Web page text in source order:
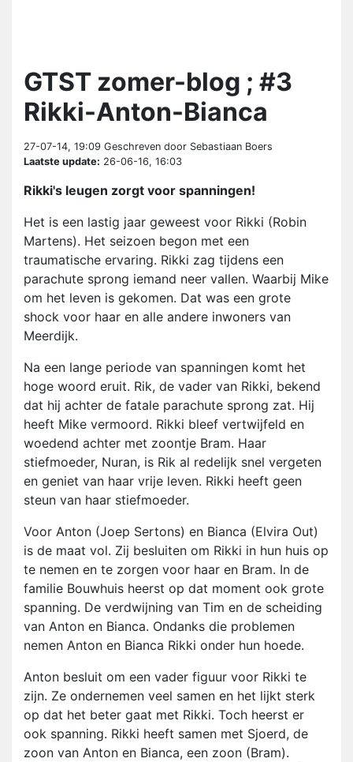
GTST zomer-blog ; #3
Rikki-Anton-Bianca
27-07-14, 19:09 Geschreven door Sebastiaan Boers
Laatste update: 26-06-16, 16:03
Rikki's leugen zorgt voor spanningen!
Het is een lastig jaar geweest voor Rikki (Robin
Martens). Het seizoen begon met een
traumatische ervaring. Rikki zag tijdens een
parachute sprong iemand neer vallen. Waarbij Mike
om het leven is gekomen. Dat was een grote
shock voor haar en alle andere inwoners van
Meerdijk.
Na een lange periode van spanningen komt het
hoge woord eruit. Rik, de vader van Rikki, bekend
dat hij achter de fatale parachute sprong zat. Hij
heeft Mike vermoord. Rikki bleef vertwijfeld en
woedend achter met zoontje Bram. Haar
stiefmoeder, Nuran, is Rik al redelijk snel vergeten
en geniet van haar vrije leven. Rikki heeft geen
steun van haar stiefmoeder.
Voor Anton (Joep Sertons) en Bianca (Elvira Out)
is de maat vol. Zij besluiten om Rikki in hun huis op
te nemen en te zorgen voor haar en Bram. In de
familie Bouwhuis heerst op dat moment ook grote
spanning. De verdwijning van Tim en de scheiding
van Anton en Bianca. Ondanks die problemen
nemen Anton en Bianca Rikki onder hun hoede.
Anton besluit om een vader figuur voor Rikki te
zijn. Ze ondernemen veel samen en het lijkt sterk
op dat het beter gaat met Rikki. Toch heerst er
ook spanning. Rikki heeft samen met Sjoerd, de
zoon van Anton en Bianca, een zoon (Bram).